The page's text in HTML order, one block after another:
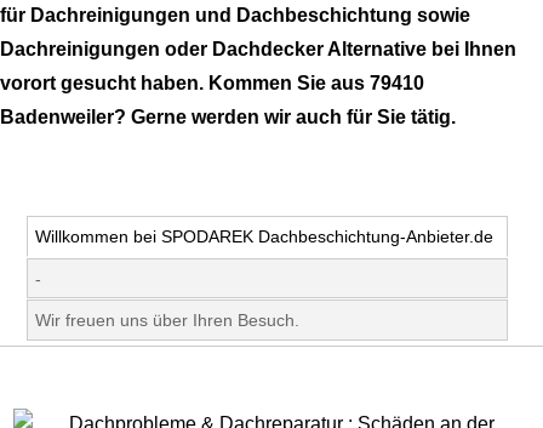
für Dachreinigungen und Dachbeschichtung sowie
Dachreinigungen oder Dachdecker Alternative bei Ihnen
vorort gesucht haben. Kommen Sie aus 79410
Badenweiler? Gerne werden wir auch für Sie tätig.
Willkommen bei SPODAREK Dachbeschichtung-Anbieter.de
-
Wir freuen uns über Ihren Besuch.